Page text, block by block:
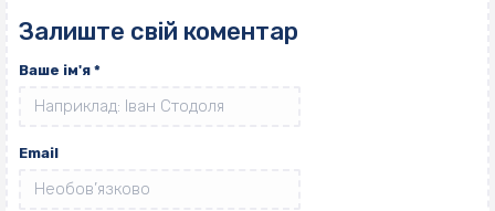
Залиште свій коментар
Ваше ім'я *
Email